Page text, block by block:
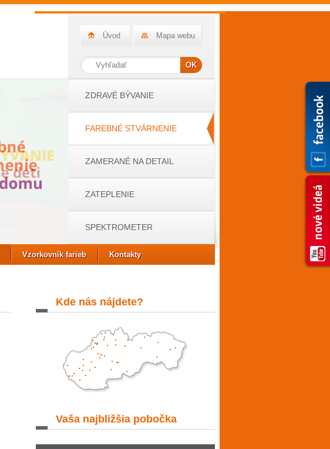
Úvod Mapa webu
ZDRAVÉ BÝVANIE
FAREBNÉ STVÁRNENIE
ZAMERANÉ NA DETAIL
ZATEPLENIE
SPEKTROMETER
Vzorkovník farieb Kontakty
Kde nás nájdete?
najdete?
Vaša najbližšia pobočka